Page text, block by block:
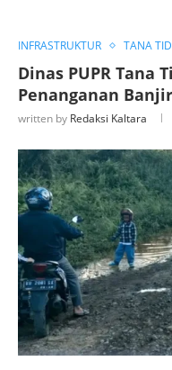
INFRASTRUKTUR TANA
Dinas PUPR Tana
Penanganan
written by Redaksi Kaltara